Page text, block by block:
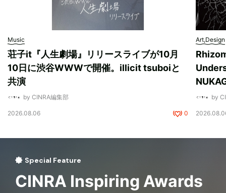
Music
荘子it『人生劇場』リリースライブが10月
10日に渋谷WWWで開催。illicit tsuboiと
共演
by CINRA編集部
2026.08.06 0
Art,Design
by
Special Feature
CINRA Inspiring Awards